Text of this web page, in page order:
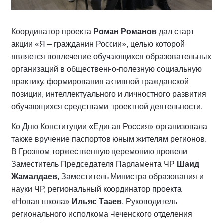
Координатор проекта Роман Романов дал старт
акции «Я – гражданин России», целью которой
является вовлечение обучающихся образовательных
организаций в общественно-полезную социальную
практику, формирования активной гражданской
позиции, интеллектуального и личностного развития
обучающихся средствами проектной деятельности.
Ко Дню Конституции «Единая Россия» организовала
также вручение паспортов юным жителям регионов.
В Грозном торжественную церемонию провели
Заместитель Председателя Парламента ЧР Шаид
Жамалдаев, Заместитель Министра образования и
науки ЧР, региональный координатор проекта
«Новая школа» Ильяс Тааев, Руководитель
регионального исполкома Чеченского отделения